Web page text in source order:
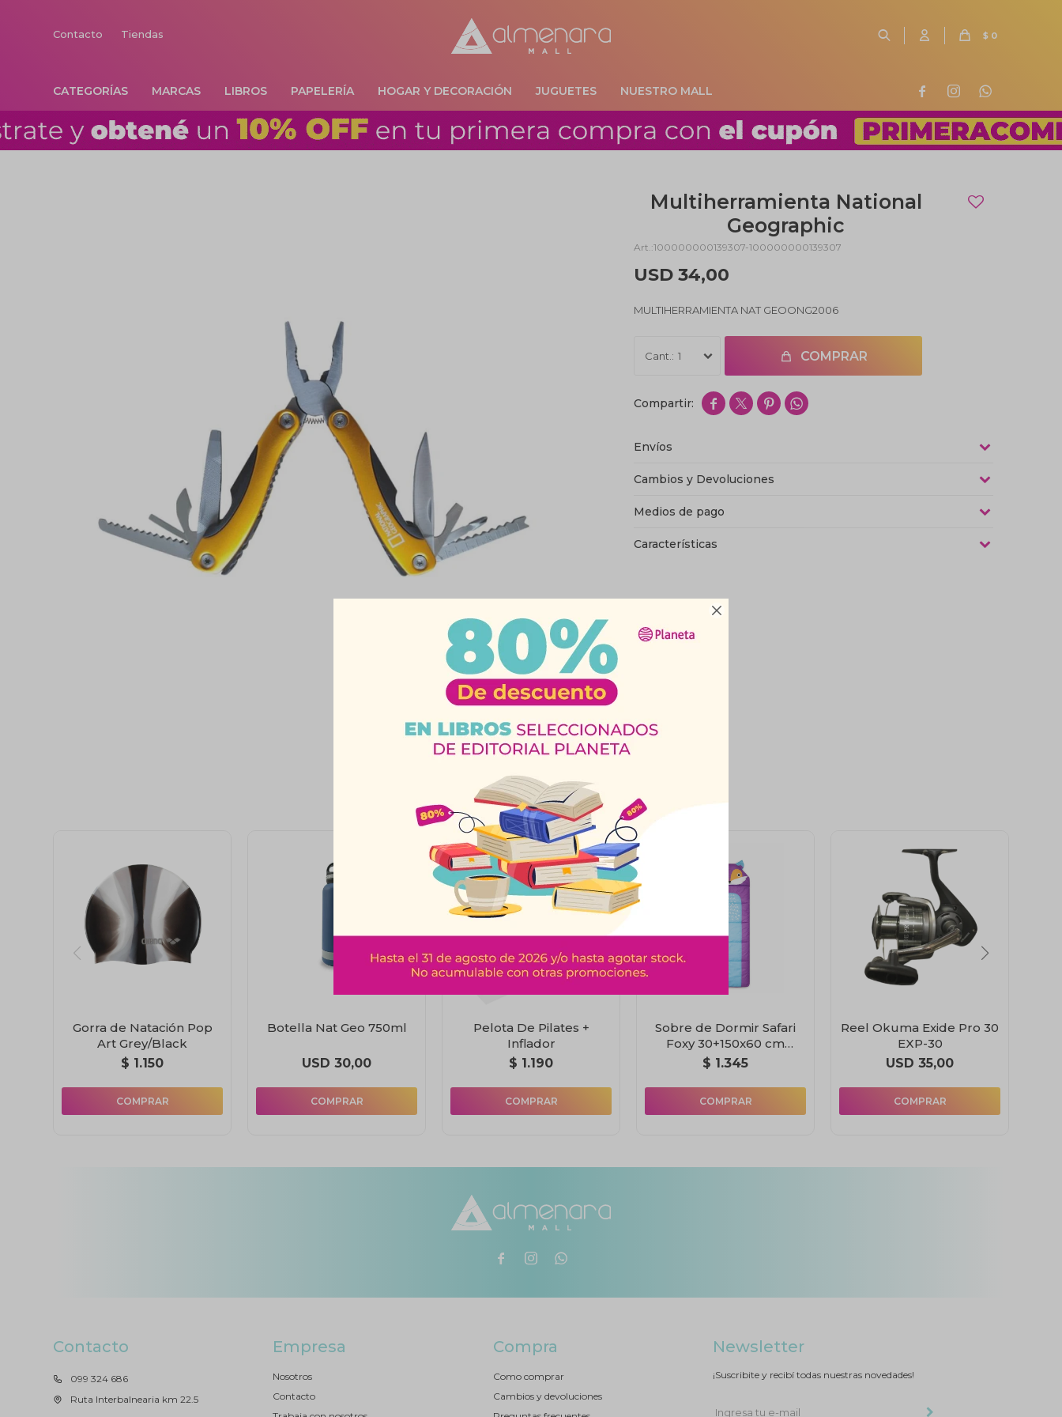

CATEGORÍAS MARCAS LIBROS PAPELERÍA HOGAR Y DECORACIÓN JUGUETES NUESTRO MALL
$ 0
  
Contacto Tiendas
Multiherramienta National
Geographic
100000000139307-100000000139307
USD 34,00
MULTIHERRAMIENTA NAT GEOONG2006
1 COMPRAR
   
Envíos
Cambios y Devoluciones
Medios de pago
Características
Productos que te pueden interesar
Gorra de Natación Pop
Art Grey/Black
$ 1.150
Botella Nat Geo 750ml
USD 30,00
Pelota De Pilates +
Inflador
$ 1.190
Sobre de Dormir Safari
Foxy 30+150x60 cm
Camping
$ 1.345
Reel Okuma Exide Pro 30
EXP-30
USD 35,00
  
Contacto
099 324 686
Ruta Interbalnearia km 22.5
Empresa
Nosotros
Contacto
Compra
Como comprar
Cambios y devoluciones
Newsletter
¡Suscribite y recibí todas nuestras novedades!